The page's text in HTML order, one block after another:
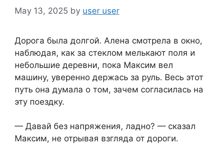
May 13, 2025 by user user
Дорога была долгой. Алена смотрела в окно,
наблюдая, как за стеклом мелькают поля и
небольшие деревни, пока Максим вел
машину, уверенно держась за руль. Весь этот
путь она думала о том, зачем согласилась на
эту поездку.
— Давай без напряжения, ладно? — сказал
Максим, не отрывая взгляда от дороги.